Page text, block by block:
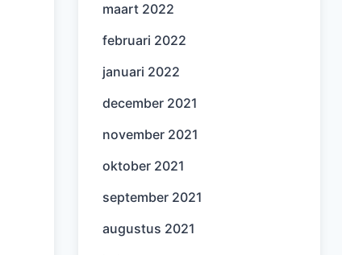
maart 2022
februari 2022
januari 2022
december 2021
november 2021
oktober 2021
september 2021
augustus 2021